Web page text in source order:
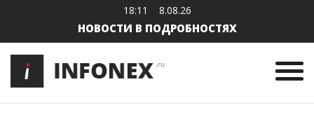
18:11 8.08.26
НОВОСТИ В ПОДРОБНОСТЯХ